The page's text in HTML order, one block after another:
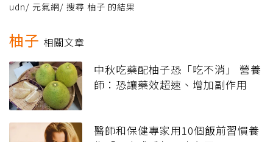
udn/ 元氣網/ 搜尋 柚子 的結果
柚子 相關文章
中秋吃藥配柚子恐「吃不消」 營養
師：恐讓藥效超速、增加副作用
醫師和保健專家用10個飯前習慣養